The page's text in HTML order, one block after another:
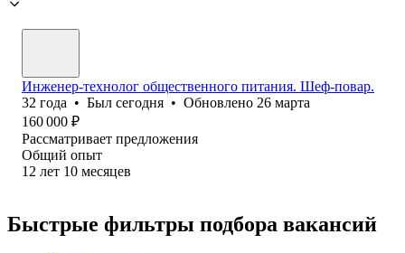
Инженер-технолог общественного питания. Шеф-повар.
32 года • Был сегодня • Обновлено 26 марта
160 000 ₽
Рассматривает предложения
Общий опыт
12 лет 10 месяцев
Быстрые фильтры подбора вакансий